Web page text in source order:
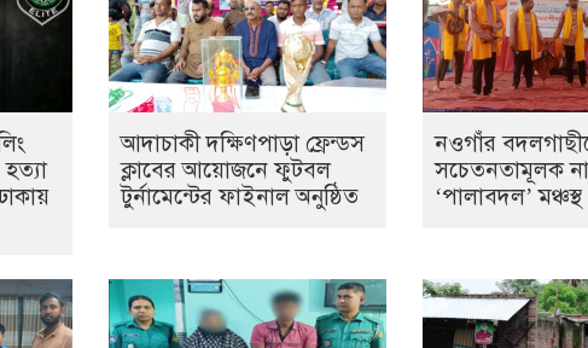
আদাচাকী দক্ষিণপাড়া ফ্রেন্ডস
ক্লাবের আয়োজনে ফুটবল
টুর্নামেন্টের ফাইনাল অনুষ্ঠিত
নওগাঁর
সচেতনতামূলক
‘পালাবদল’ মঞ্চস্থ